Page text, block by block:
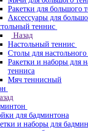
Ракетки для большого
Аксессуары для
теннис
Назад
Настольный теннис
Столы для настольного
Ракетки и наборы для
тенниса
Мяч теннисный
для бадминтона
и наборы для